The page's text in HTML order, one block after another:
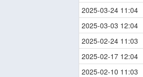
2025-03-24 11:04
2025-03-03 12:04
2025-02-24 11:03
2025-02-17 12:04
2025-02-10 11:03